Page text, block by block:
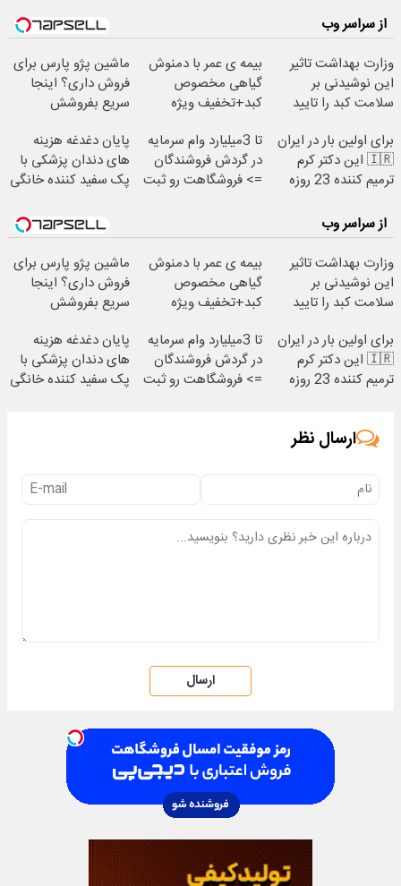
از سراسر وب
وزارت بهداشت تاثیر
این نوشیدنی بر
سلامت کبد را تایید
بیمه ی عمر با دمنوش
گیاهی مخصوص
کبد+تخفیف ویژه
ماشین پژو پارس برای
فروش داری؟ اینجا
سریع بفروشش
برای اولین بار در ایران
🇮🇷 این دکتر کرم
ترمیم کننده 23 روزه
تا 3میلیارد وام سرمایه
در گردش فروشندگان
=> فروشگاهت رو ثبت
پایان دغدغه هزینه
های دندان پزشکی با
پک سفید کننده خانگی
از سراسر وب
وزارت بهداشت تاثیر
این نوشیدنی بر
سلامت کبد را تایید
بیمه ی عمر با دمنوش
گیاهی مخصوص
کبد+تخفیف ویژه
ماشین پژو پارس برای
فروش داری؟ اینجا
سریع بفروشش
برای اولین بار در ایران
🇮🇷 این دکتر کرم
ترمیم کننده 23 روزه
تا 3میلیارد وام سرمایه
در گردش فروشندگان
=> فروشگاهت رو ثبت
پایان دغدغه هزینه
های دندان پزشکی با
پک سفید کننده خانگی
ارسال نظر
ارسال